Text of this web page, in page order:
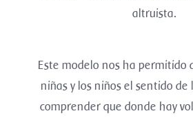
altruista.
Este modelo nos ha permitido
niñas y los niños el sentido de
comprender que donde hay